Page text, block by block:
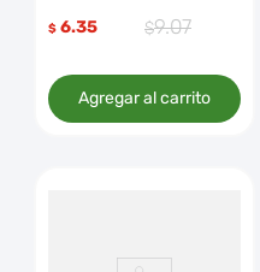
$ 6.35 9.07
Agregar al carrito